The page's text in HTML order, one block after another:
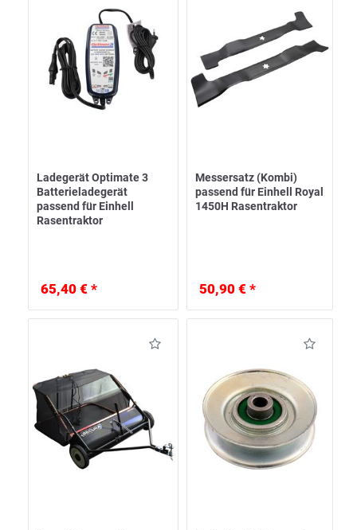
Ladegerät Optimate 3
Batterieladegerät
passend für Einhell
Rasentraktor
65,40 € *
Messersatz (Kombi)
passend für Einhell Royal
1450H Rasentraktor
50,90 € *